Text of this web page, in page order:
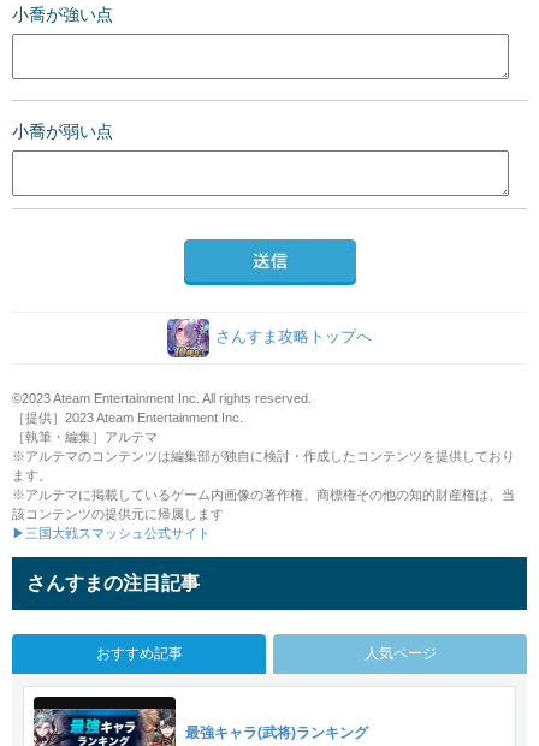
小喬が強い点
小喬が弱い点
さんすま攻略トップへ
©2023 Ateam Entertainment Inc. All rights reserved.
［提供］2023 Ateam Entertainment Inc.
［執筆・編集］アルテマ
※アルテマのコンテンツは編集部が独自に検討・作成したコンテンツを提供しており
ます。
※アルテマに掲載しているゲーム内画像の著作権、商標権その他の知的財産権は、当
該コンテンツの提供元に帰属します
▶三国大戦スマッシュ公式サイト
さんすまの注目記事
おすすめ記事 人気ページ
最強キャラ(武将)ランキング